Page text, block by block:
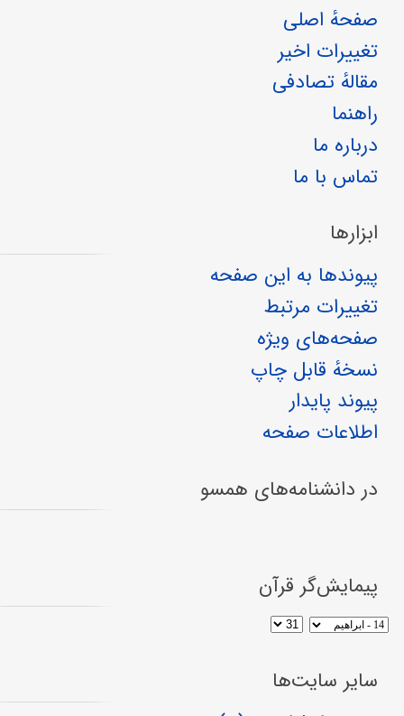
صفحهٔ اصلی
تغییرات اخیر
مقالهٔ تصادفی
راهنما
درباره ما
تماس با ما
ابزارها
پیوندها به این صفحه
تغییرات مرتبط
صفحه‌های ویژه
نسخهٔ قابل چاپ
پیوند پایدار
اطلاعات صفحه
در دانشنامه‌های همسو
پیمایش‌گر قرآن
سایر سایت‌ها